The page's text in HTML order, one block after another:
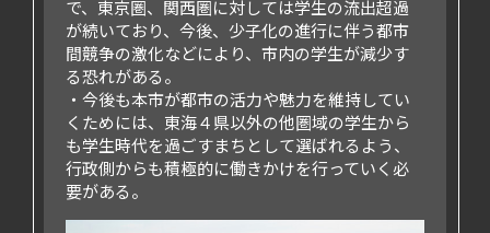
で、東京圏、関西圏に対しては学生の流出超過
が続いており、今後、少子化の進行に伴う都市
間競争の激化などにより、市内の学生が減少す
る恐れがある。
今後も本市が都市の活力や魅力を維持してい
くためには、東海４県以外の他圏域の学生から
も学生時代を過ごすまちとして選ばれるよう、
行政側からも積極的に働きかけを行っていく必
要がある。